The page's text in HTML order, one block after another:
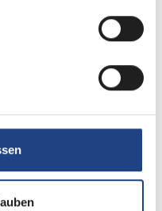
ein Dethleffs
Zustand. Der
für anspruchsvolle
und eine